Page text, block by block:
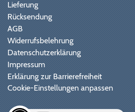
Lieferung
Rücksendung
AGB
Widerrufsbelehrung
Datenschutzerklärung
Impressum
Erklärung zur Barrierefreiheit
Cookie-Einstellungen anpassen